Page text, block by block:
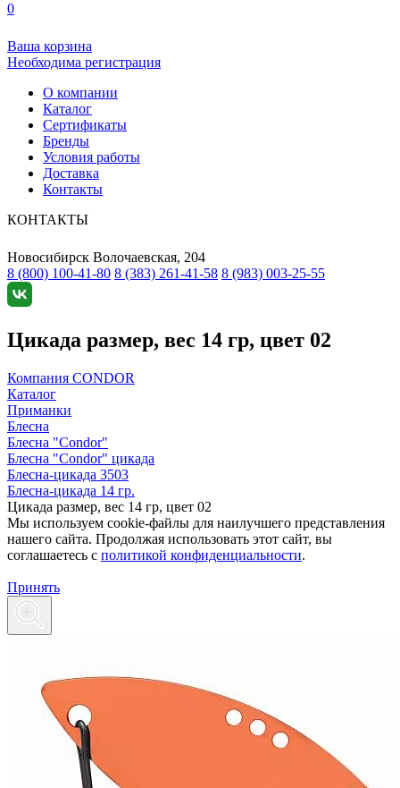
0
Ваша корзина
Необходима регистрация
О компании
Каталог
Сертификаты
Бренды
Условия работы
Доставка
Контакты
КОНТАКТЫ
Новосибирск Волочаевская, 204
8 (800) 100-41-80 8 (383) 261-41-58 8 (983) 003-25-55
Цикада размер, вес 14 гр, цвет 02
Компания CONDOR
Каталог
Приманки
Блесна
Блесна "Condor"
Блесна "Condor" цикада
Блесна-цикада 3503
Блесна-цикада 14 гр.
Цикада размер, вес 14 гр, цвет 02
Мы используем cookie-файлы для наилучшего представления
нашего сайта. Продолжая использовать этот сайт, вы
соглашаетесь c политикой конфиденциальности.
Принять